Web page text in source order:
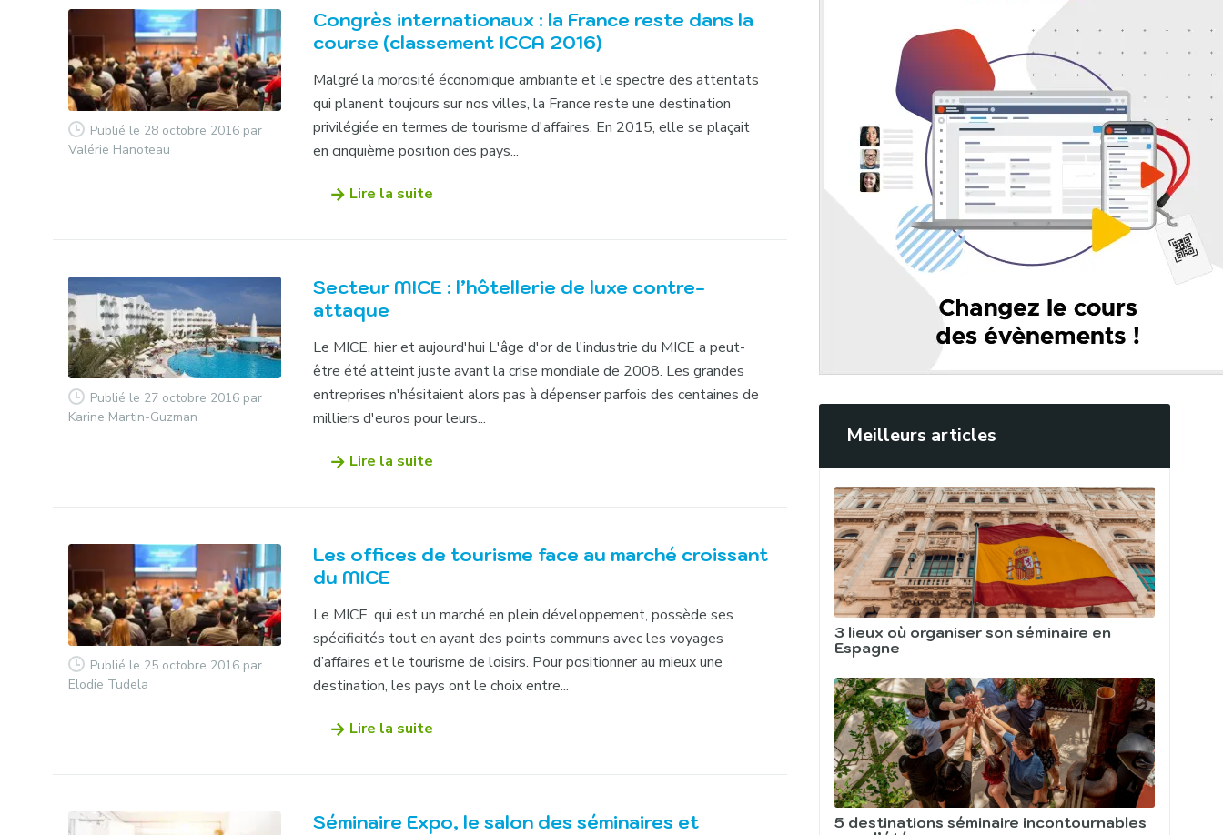
Publié le 28 octobre 2016 par
Valérie Hanoteau
Congrès internationaux : la France reste dans la
course (classement ICCA 2016)
Malgré la morosité économique ambiante et le spectre des attentats
qui planent toujours sur nos villes, la France reste une destination
privilégiée en termes de tourisme d'affaires. En 2015, elle se plaçait
en cinquième position des pays...
Lire la suite
Publié le 27 octobre 2016 par
Karine Martin-Guzman
Secteur MICE : l’hôtellerie de luxe contre-
attaque
Le MICE, hier et aujourd'hui L'âge d'or de l'industrie du MICE a peut-
être été atteint juste avant la crise mondiale de 2008. Les grandes
entreprises n'hésitaient alors pas à dépenser parfois des centaines de
milliers d'euros pour leurs...
Lire la suite
Publié le 25 octobre 2016 par
Elodie Tudela
Les offices de tourisme face au marché croissant
du MICE
Le MICE, qui est un marché en plein développement, possède ses
spécificités tout en ayant des points communs avec les voyages
d’affaires et le tourisme de loisirs. Pour positionner au mieux une
destination, les pays ont le choix entre...
Lire la suite
Séminaire Expo, le salon des séminaires et
Meilleurs articles
3 lieux où organiser son séminaire en
Espagne
5 destinations séminaire incontournables